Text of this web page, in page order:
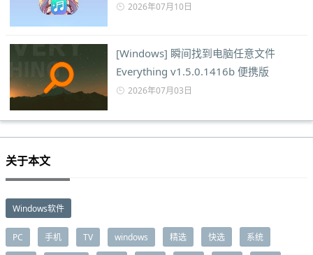
2026年07月10日
[Windows] 瞬间找到电脑任意文件
Everything v1.5.0.1416b 便携版
2026年07月03日
关于本文
Windows软件
PC 手机 TV windows 精选 快选 系统